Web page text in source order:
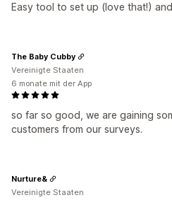
Easy tool to set up (love that!)
so far so good, we are gaining
customers from our surveys.
The Baby Cubby
Vereinigte Staaten
6 monate mit der App
Nurture&
Vereinigte Staaten